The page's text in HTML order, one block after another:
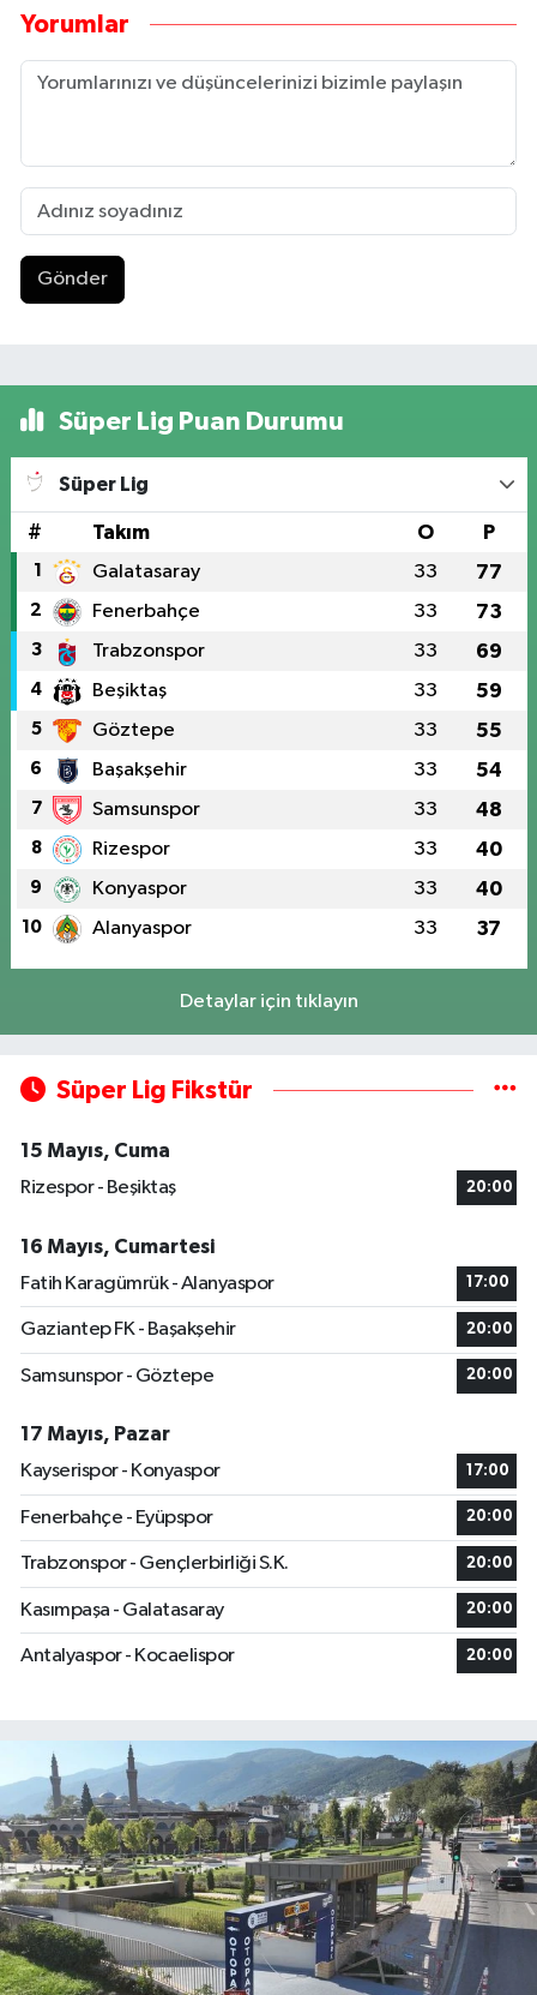
Yorumlar
Gönder
Süper Lig Puan Durumu
Süper Lig
# Takım O P
1 Galatasaray 33 77
2 Fenerbahçe 33 73
3 Trabzonspor 33 69
4 Beşiktaş 33 59
5 Göztepe 33 55
6 Başakşehir 33 54
7 Samsunspor 33 48
8 Rizespor 33 40
9 Konyaspor 33 40
10 Alanyaspor 33 37
Detaylar için tıklayın
Süper Lig Fikstür
15 Mayıs, Cuma
Rizespor - Beşiktaş
20:00
16 Mayıs, Cumartesi
Fatih Karagümrük - Alanyaspor
17:00
Gaziantep FK - Başakşehir 20:00
Samsunspor - Göztepe 20:00
17 Mayıs, Pazar
Kayserispor - Konyaspor
17:00
Fenerbahçe - Eyüpspor 20:00
Trabzonspor - Gençlerbirliği S.K. 20:00
Kasımpaşa - Galatasaray 20:00
Antalyaspor - Kocaelispor 20:00